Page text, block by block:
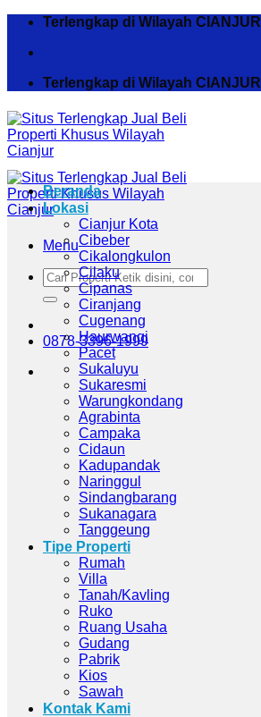
Skip
content
Terlengkap di Wilayah CIANJUR
Terlengkap di Wilayah CIANJUR
Menu
Pencarian
untuk:
0878-3396-1999
Beranda
Lokasi
Cianjur Kota
Cibeber
Cikalongkulon
Cilaku
Cipanas
Ciranjang
Cugenang
Haurwangi
Pacet
Sukaluyu
Sukaresmi
Warungkondang
Agrabinta
Campaka
Cidaun
Kadupandak
Naringgul
Sindangbarang
Sukanagara
Tanggeung
Tipe Properti
Rumah
Villa
Tanah/Kavling
Ruko
Ruang Usaha
Gudang
Pabrik
Kios
Sawah
Kontak Kami